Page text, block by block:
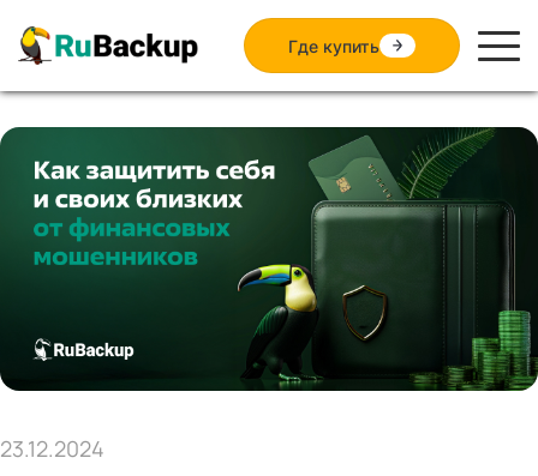
Где купить
23.12.2024